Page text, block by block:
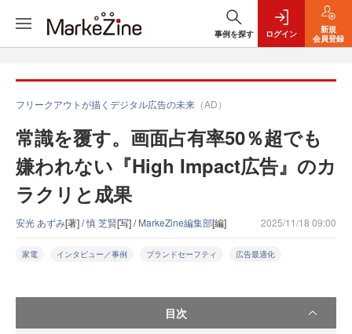
事例を探す ログイン
新規
会員登録
フリークアウトが描くデジタル広告の未来 （AD）
常識を覆す。画面占有率50％超でも
嫌われない『High Impact広告』のカ
ラクリと成果
安光 あずみ[著] /慎 芝賢[写] /MarkeZine編集部[編] 2025/11/18 09:00
家電 インタビュー／事例 ブランドセーフティ 広告最適化
目次